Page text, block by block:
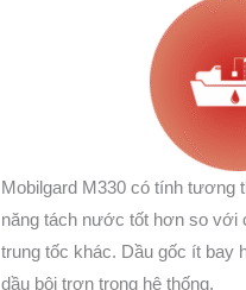
Mobilgard M330 có tính tương
năng tách nước tốt hơn so với
trung tốc khác. Dầu gốc ít bay
dầu bôi trơn trong hệ thống.